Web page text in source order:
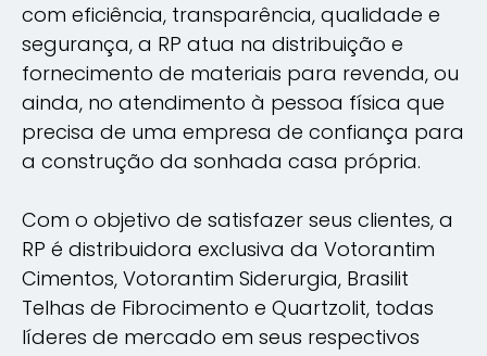
com eficiência, transparência, qualidade e
segurança, a RP atua na distribuição e
fornecimento de materiais para revenda, ou
ainda, no atendimento à pessoa física que
precisa de uma empresa de confiança para
a construção da sonhada casa própria.
Com o objetivo de satisfazer seus clientes, a
RP é distribuidora exclusiva da Votorantim
Cimentos, Votorantim Siderurgia, Brasilit
Telhas de Fibrocimento e Quartzolit, todas
líderes de mercado em seus respectivos